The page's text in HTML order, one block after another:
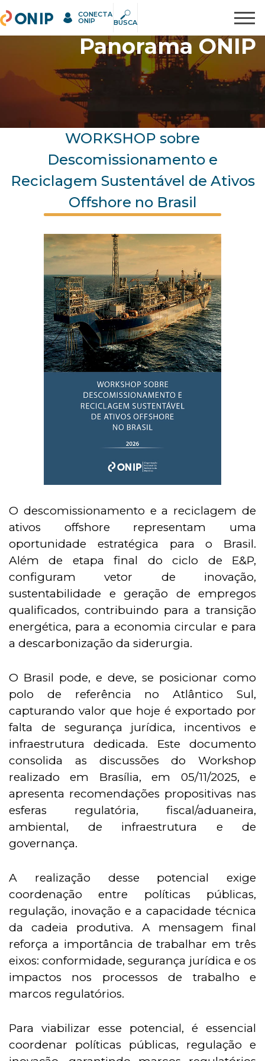
Pesquisar
ONIP CONECTA
ONIP BUSCA
Panorama ONIP
WORKSHOP sobre
Descomissionamento e
Reciclagem Sustentável de Ativos
Offshore no Brasil
O descomissionamento e a reciclagem de
ativos offshore representam uma
oportunidade estratégica para o Brasil.
Além de etapa final do ciclo de E&P,
configuram vetor de inovação,
sustentabilidade e geração de empregos
qualificados, contribuindo para a transição
energética, para a economia circular e para
a descarbonização da siderurgia.
O Brasil pode, e deve, se posicionar como
polo de referência no Atlântico Sul,
capturando valor que hoje é exportado por
falta de segurança jurídica, incentivos e
infraestrutura dedicada. Este documento
consolida as discussões do Workshop
realizado em Brasília, em 05/11/2025, e
apresenta recomendações propositivas nas
esferas regulatória, fiscal/aduaneira,
ambiental, de infraestrutura e de
governança.
A realização desse potencial exige
coordenação entre políticas públicas,
regulação, inovação e a capacidade técnica
da cadeia produtiva. A mensagem final
reforça a importância de trabalhar em três
eixos: conformidade, segurança jurídica e os
impactos nos processos de trabalho e
marcos regulatórios.
Para viabilizar esse potencial, é essencial
coordenar políticas públicas, regulação e